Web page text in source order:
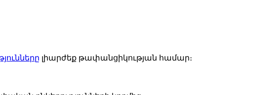
լիար­ժեք թա­փան­ցի­կութ­յան հա­մար։